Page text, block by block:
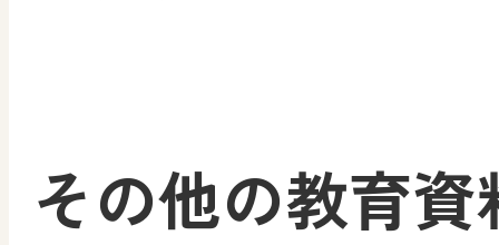
その他の教育資